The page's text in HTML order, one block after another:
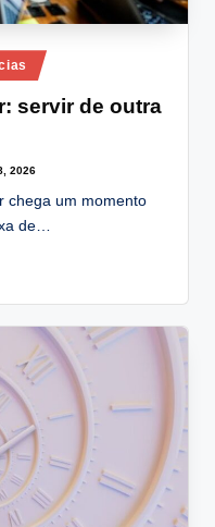
servir de outra
2026
chega um momento
de…